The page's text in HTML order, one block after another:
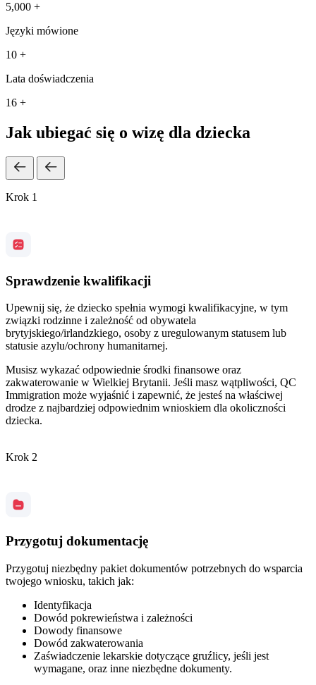
5,000 +
Języki mówione
10 +
Lata doświadczenia
16 +
Jak ubiegać się o wizę dla dziecka
Krok 1
Sprawdzenie kwalifikacji
Upewnij się, że dziecko spełnia wymogi kwalifikacyjne, w tym
związki rodzinne i zależność od obywatela
brytyjskiego/irlandzkiego, osoby z uregulowanym statusem lub
statusie azylu/ochrony humanitarnej.
Musisz wykazać odpowiednie środki finansowe oraz
zakwaterowanie w Wielkiej Brytanii. Jeśli masz wątpliwości, QC
Immigration może wyjaśnić i zapewnić, że jesteś na właściwej
drodze z najbardziej odpowiednim wnioskiem dla okoliczności
dziecka.
Krok 2
Przygotuj dokumentację
Przygotuj niezbędny pakiet dokumentów potrzebnych do wsparcia
twojego wniosku, takich jak:
Identyfikacja
Dowód pokrewieństwa i zależności
Dowody finansowe
Dowód zakwaterowania
Zaświadczenie lekarskie dotyczące gruźlicy, jeśli jest
wymagane, oraz inne niezbędne dokumenty.